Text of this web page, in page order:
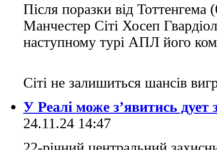
Після поразки від Тоттенгема
Манчестер Сіті Хосеп
наступному турі АПЛ його
Сіті не залишиться шансів
У Реалі може з’явитись дует
24.11.24 14:47